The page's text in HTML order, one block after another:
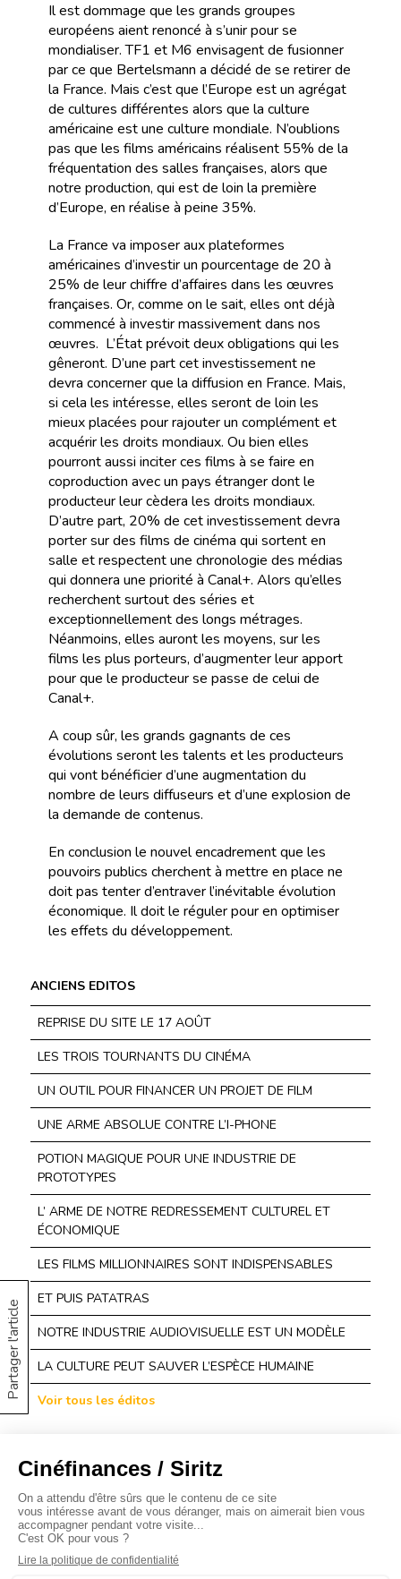
Partager l'article
Il est dommage que les grands groupes
européens aient renoncé à s’unir pour se
mondialiser. TF1 et M6 envisagent de fusionner
par ce que Bertelsmann a décidé de se retirer de
la France. Mais c’est que l’Europe est un agrégat
de cultures différentes alors que la culture
américaine est une culture mondiale. N’oublions
pas que les films américains réalisent 55% de la
fréquentation des salles françaises, alors que
notre production, qui est de loin la première
d’Europe, en réalise à peine 35%.
La France va imposer aux plateformes
américaines d’investir un pourcentage de 20 à
25% de leur chiffre d’affaires dans les œuvres
françaises. Or, comme on le sait, elles ont déjà
commencé à investir massivement dans nos
œuvres. L’État prévoit deux obligations qui les
gêneront. D’une part cet investissement ne
devra concerner que la diffusion en France. Mais,
si cela les intéresse, elles seront de loin les
mieux placées pour rajouter un complément et
acquérir les droits mondiaux. Ou bien elles
pourront aussi inciter ces films à se faire en
coproduction avec un pays étranger dont le
producteur leur cèdera les droits mondiaux.
D’autre part, 20% de cet investissement devra
porter sur des films de cinéma qui sortent en
salle et respectent une chronologie des médias
qui donnera une priorité à Canal+. Alors qu’elles
recherchent surtout des séries et
exceptionnellement des longs métrages.
Néanmoins, elles auront les moyens, sur les
films les plus porteurs, d’augmenter leur apport
pour que le producteur se passe de celui de
Canal+.
A coup sûr, les grands gagnants de ces
évolutions seront les talents et les producteurs
qui vont bénéficier d’une augmentation du
nombre de leurs diffuseurs et d’une explosion de
la demande de contenus.
En conclusion le nouvel encadrement que les
pouvoirs publics cherchent à mettre en place ne
doit pas tenter d’entraver l’inévitable évolution
économique. Il doit le réguler pour en optimiser
les effets du développement.
ANCIENS EDITOS
REPRISE DU SITE LE 17 AOÛT
LES TROIS TOURNANTS DU CINÉMA
UN OUTIL POUR FINANCER UN PROJET DE FILM
UNE ARME ABSOLUE CONTRE L’I-PHONE
POTION MAGIQUE POUR UNE INDUSTRIE DE
PROTOTYPES
L’ ARME DE NOTRE REDRESSEMENT CULTUREL ET
ÉCONOMIQUE
LES FILMS MILLIONNAIRES SONT INDISPENSABLES
ET PUIS PATATRAS
NOTRE INDUSTRIE AUDIOVISUELLE EST UN MODÈLE
LA CULTURE PEUT SAUVER L’ESPÈCE HUMAINE
Voir tous les éditos
À propos
Baromètres
Cinéscoop
Éditorial